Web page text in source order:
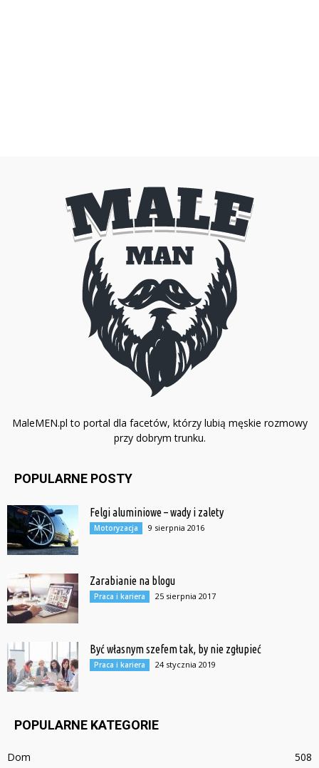
MaleMEN.pl to portal dla facetów, którzy lubią męskie rozmowy
przy dobrym trunku.
POPULARNE POSTY
Felgi aluminiowe – wady i zalety
Motoryzacja 9 sierpnia 2016
Zarabianie na blogu
Praca i kariera 25 sierpnia 2017
Być własnym szefem tak, by nie zgłupieć
Praca i kariera 24 stycznia 2019
POPULARNE KATEGORIE
Dom 508